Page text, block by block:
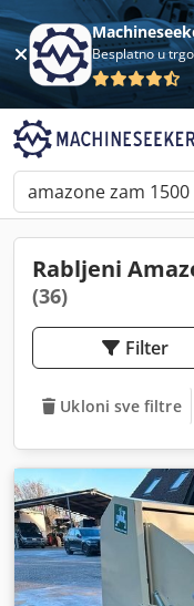
Besplatno u
Rabljeni
(36)
Filter
Ukloni sve filtre